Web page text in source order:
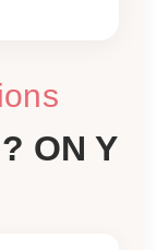
ON Y